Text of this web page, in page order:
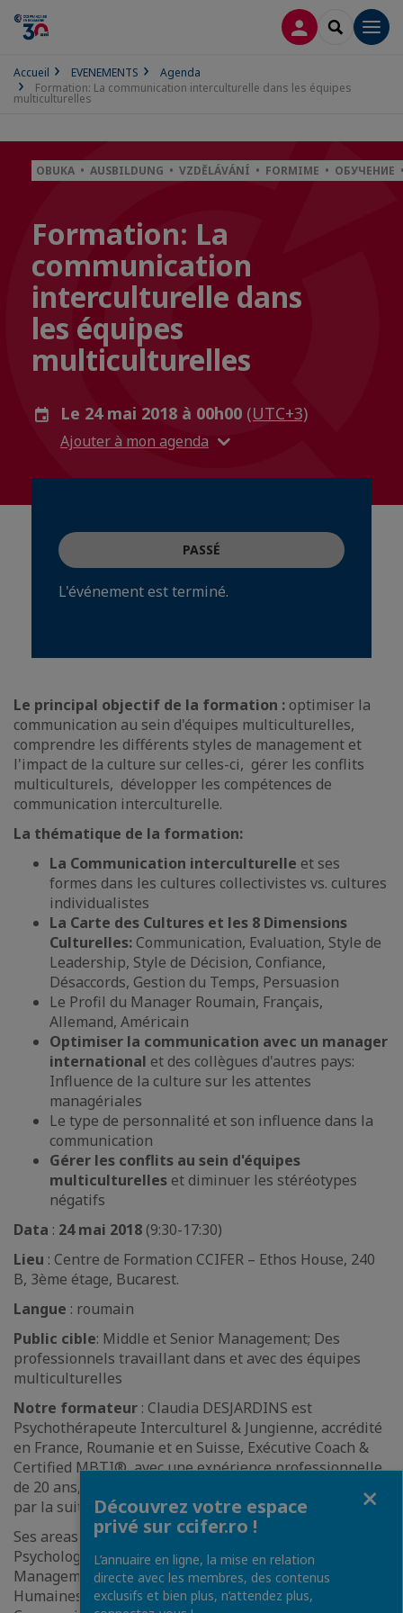
CONNEXION
Accueil EVENEMENTS
Agenda
Formation: La communication interculturelle dans les équipes
multiculturelles
OBUKA • AUSBILDUNG • VZDĚLÁVÁNÍ • FORMIME •
Formation: La
communication
interculturelle dans
les équipes
multiculturelles
Le 24 mai 2018 à 00h00 (UTC+3)
Ajouter à mon agenda
PASSÉ
L'événement est terminé.
Le principal objectif de la formation : optimiser la
communication au sein d'équipes multiculturelles,
comprendre les différents styles de management et
l'impact de la culture sur celles-ci, gérer les conflits
multiculturels, développer les compétences de
communication interculturelle.
La thématique de la formation:
La Communication interculturelle et ses
formes dans les cultures collectivistes vs. cultures
individualistes
La Carte des Cultures et les 8 Dimensions
Culturelles: Communication, Evaluation, Style de
Leadership, Style de Décision, Confiance,
Désaccords, Gestion du Temps, Persuasion
Le Profil du Manager Roumain, Français,
Allemand, Américain
Optimiser la communication avec un manager
international et des collègues d'autres pays:
Influence de la culture sur les attentes
managériales
Le type de personnalité et son influence dans la
communication
Gérer les conflits au sein d'équipes
multiculturelles et diminuer les stéréotypes
négatifs
Data : 24 mai 2018 (9:30-17:30)
Lieu : Centre de Formation CCIFER – Ethos House, 240
B, 3ème étage, Bucarest.
Langue : roumain
Public cible: Middle et Senior Management; Des
professionnels travaillant dans et avec des équipes
multiculturelles
Notre formateur : Claudia DESJARDINS est
Psychothérapeute Interculturel & Jungienne, accrédité
en France, Roumanie et en Suisse, Exécutive Coach &
Certified MBTI®, avec une expérience professionnelle
de 20 ans, accumulé principalement en Roumanie et
par la suite, en France et au Canada.
Ses areas d’expertise sont: Psychologie Interculturelle,
Psychologie Analytique, Exécutive Coaching,
Management Interculturel, Consultance Ressources
Humaines, Business Développent, Techniques de
Découvrez votre espace
privé sur ccifer.ro !
L’annuaire en ligne, la mise en relation
directe avec les membres, des contenus
exclusifs et bien plus, n’attendez plus,